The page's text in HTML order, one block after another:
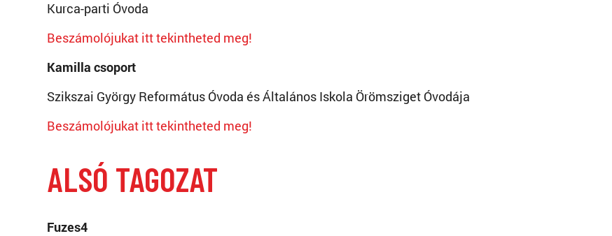
Kurca-parti Óvoda
Beszámolójukat itt tekintheted meg!
Kamilla csoport
Szikszai György Református Óvoda és Általános Iskola Örömsziget Óvodája
Beszámolójukat itt tekintheted meg!
ALSÓ TAGOZAT
Fuzes4